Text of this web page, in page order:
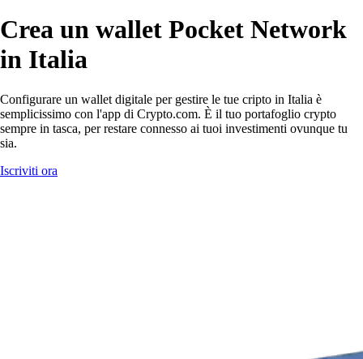
Crea un wallet Pocket Network
in Italia
Configurare un wallet digitale per gestire le tue cripto in Italia è
semplicissimo con l'app di Crypto.com. È il tuo portafoglio crypto
sempre in tasca, per restare connesso ai tuoi investimenti ovunque tu
sia.
Iscriviti ora